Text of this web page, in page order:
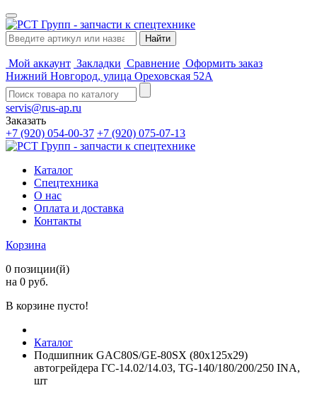
Мой аккаунт Закладки Сравнение Оформить заказ
Нижний Новгород, улица Ореховская 52А
servis@rus-ap.ru
Заказать
+7 (920) 054-00-37 +7 (920) 075-07-13
Каталог
Спецтехника
О нас
Оплата и доставка
Контакты
Корзина
0 позиции(й)
на 0 руб.
В корзине пусто!
Каталог
Подшипник GAC80S/GE-80SX (80х125х29)
автогрейдера ГС-14.02/14.03, TG-140/180/200/250 INA,
шт